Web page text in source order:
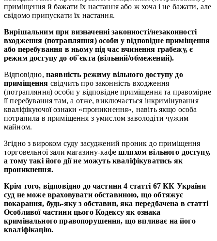
приміщення й бажати їх настання або ж хоча і не бажати, але
свідомо припускати їх настання.
Вирішальним при визначенні законності/незаконності
входження (потрапляння) особи у відповідне приміщення
або перебування в ньому під час вчинення грабежу, є
режим доступу до об`єкта (вільний/обмежений).
Відповідно, наявність режиму вільного доступу до
приміщення свідчить про законність входження
(потрапляння) особи у відповідне приміщення та правомірне
її перебування там, а отже, виключається інкримінування
кваліфікуючої ознаки «проникнення», навіть якщо особа
потрапила в приміщення з умислом заволодіти чужим
майном.
Згідно з вироком суду засуджений проник до приміщення
торговельної зали магазину-кафешляхом вільного доступу,
а тому такі його дії не можуть кваліфікуватись як
проникнення.
Крім того, відповідно до частини 4 статті 67 КК України
суд не може враховувати обставиною, що обтяжує
покарання, будь-яку з обставин, яка передбачена в статті
Особливої частини цього Кодексу як ознака
кримінального правопорушення, що впливає на його
кваліфікацію.